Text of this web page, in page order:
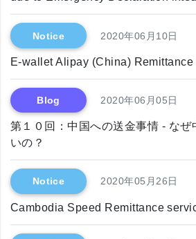
Notice 2020年06月10日
E-wallet Alipay (China) Remittance
Blog 2020年06月05日
第１０回：中国への送金事情 - なぜ
いの？
Notice 2020年05月26日
Cambodia Speed Remittance